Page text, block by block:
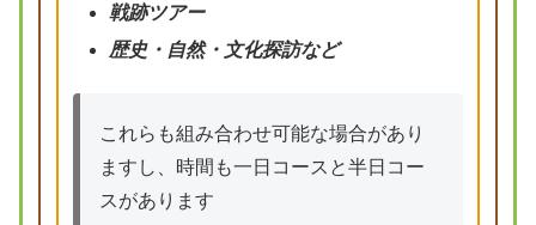
戦跡ツアー
歴史・自然・文化探訪など
これらも組み合わせ可能な場合があり
ますし、時間も一日コースと半日コー
スがあります